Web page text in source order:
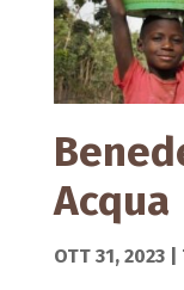
Acqua
OTT 31, 2023|